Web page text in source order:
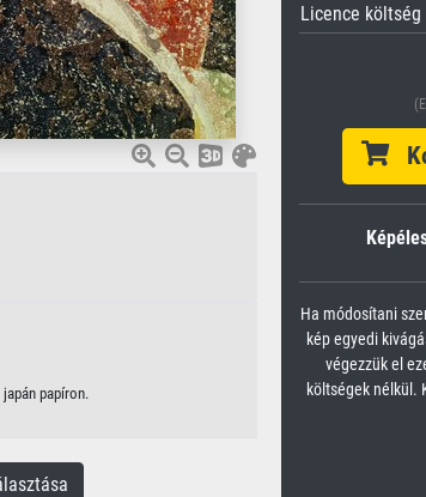
papíron.
Licence költség
Ha módosítani
kép egyedi
végezzük el
költségek nélkül.